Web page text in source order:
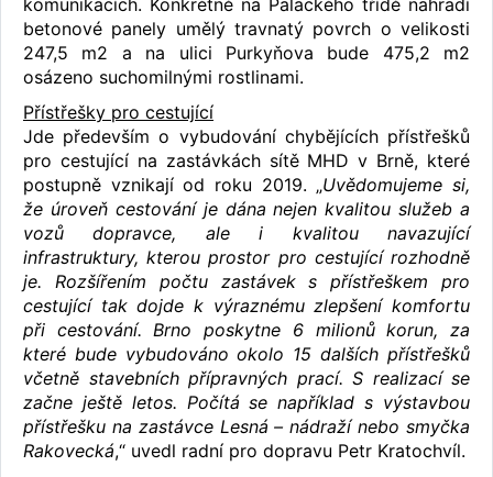
komunikacích. Konkrétně na Palackého třídě nahradí
betonové panely umělý travnatý povrch o velikosti
247,5 m2 a na ulici Purkyňova bude 475,2 m2
osázeno suchomilnými rostlinami.
Přístřešky pro cestující
Jde především o vybudování chybějících přístřešků
pro cestující na zastávkách sítě MHD v Brně, které
postupně vznikají od roku 2019. „Uvědomujeme si,
že úroveň cestování je dána nejen kvalitou služeb a
vozů dopravce, ale i kvalitou navazující
infrastruktury, kterou prostor pro cestující rozhodně
je. Rozšířením počtu zastávek s přístřeškem pro
cestující tak dojde k výraznému zlepšení komfortu
při cestování. Brno poskytne 6 milionů korun, za
které bude vybudováno okolo 15 dalších přístřešků
včetně stavebních přípravných prací. S realizací se
začne ještě letos. Počítá se například s výstavbou
přístřešku na zastávce Lesná – nádraží nebo smyčka
Rakovecká,“ uvedl radní pro dopravu Petr Kratochvíl.